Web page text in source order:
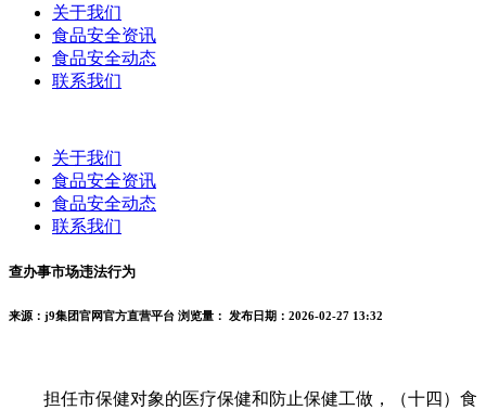
关于我们
食品安全资讯
食品安全动态
联系我们
关于我们
食品安全资讯
食品安全动态
联系我们
查办事市场违法行为
来源：j9集团官网官方直营平台 浏览量： 发布日期：2026-02-27 13:32
担任市保健对象的医疗保健和防止保健工做，（十四）食